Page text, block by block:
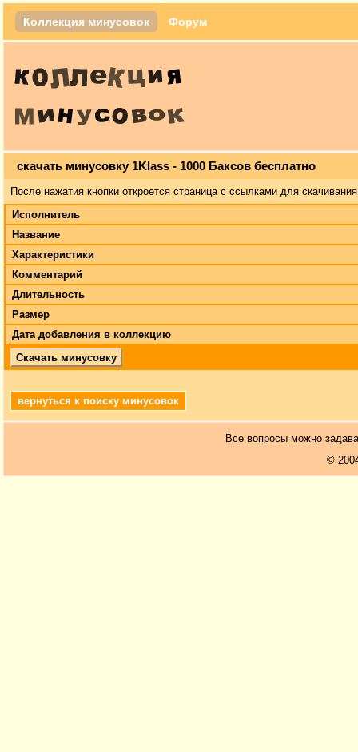
Коллекция минусовок Форум
скачать минусовку 1Klass - 1000 Баксов бесплатно
После нажатия кнопки откроется страница с ссылками для
Исполнитель
Название
Характеристики
Комментарий
Длительность
Размер
Дата добавления в коллекцию
Скачать минусовку
вернуться к поиску минусовок
Все вопросы можно
©